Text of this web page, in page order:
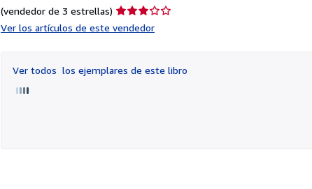
(vendedor de 3 estrellas) Calificación
Ver los artículos de este vendedor
Ver todos los ejemplares de este libro